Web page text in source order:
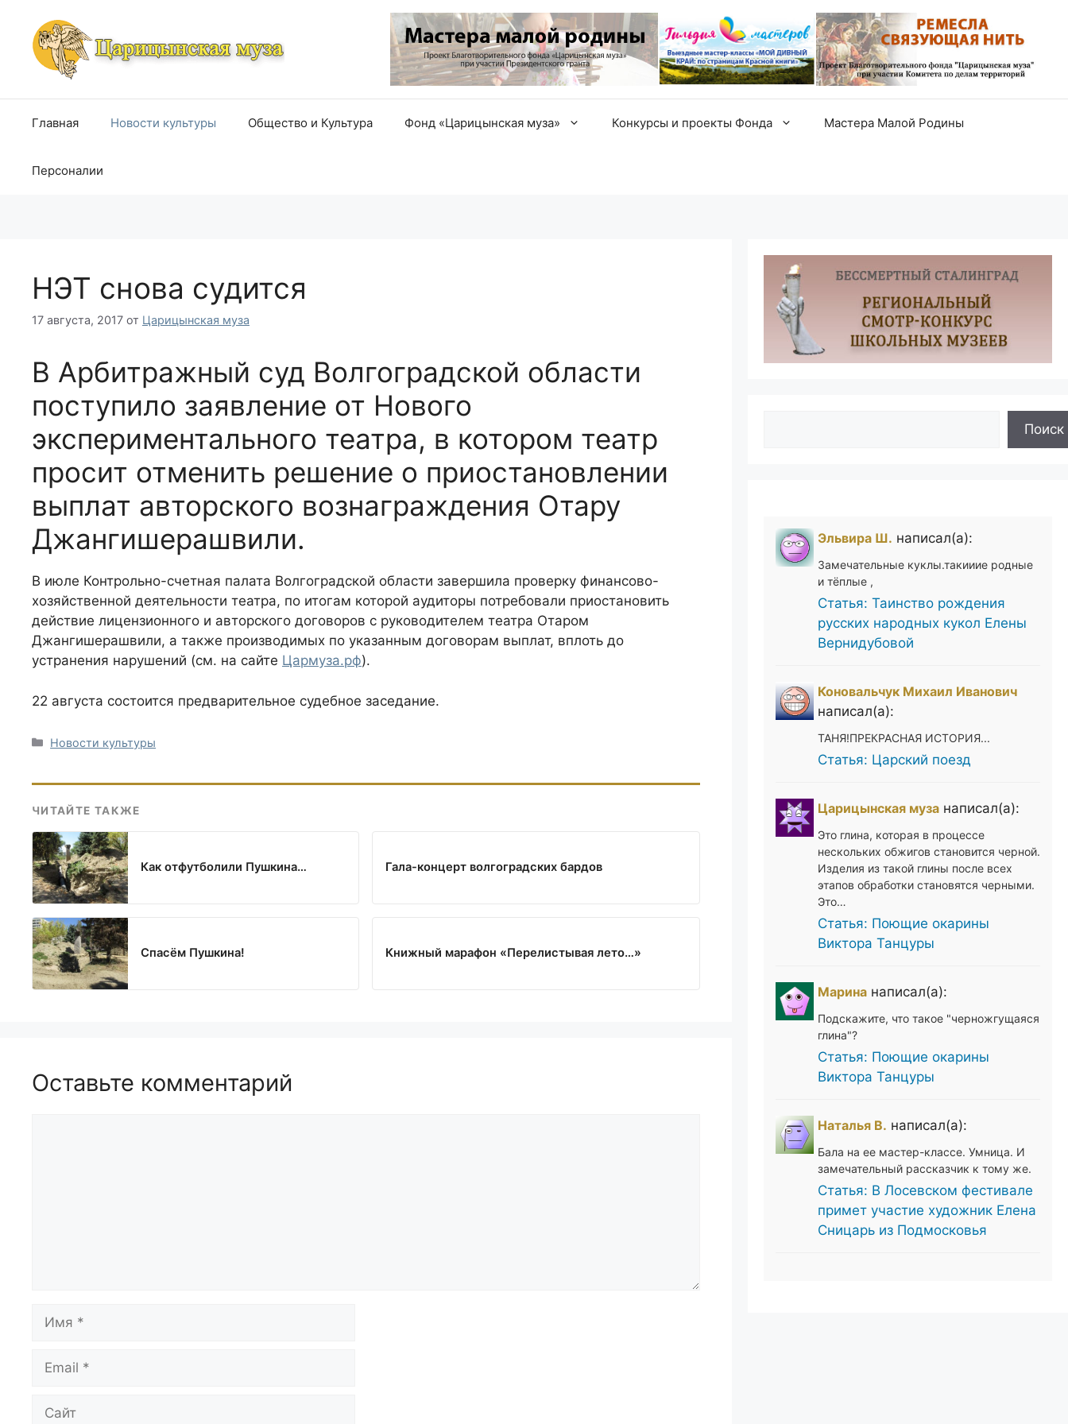
содержимому
Главная Новости культуры Общество и Культура Фонд «Царицынская муза» Конкурсы и проекты Фонда Мастера Малой Родины
Персоналии
НЭТ снова судится
17 августа, 2017 от Царицынская муза
В Арбитражный суд Волгоградской области
поступило заявление от Нового
экспериментального театра, в котором театр
просит отменить решение о приостановлении
выплат авторского вознаграждения Отару
Джангишерашвили.
В июле Контрольно-счетная палата Волгоградской области завершила проверку финансово-
хозяйственной деятельности театра, по итогам которой аудиторы потребовали приостановить
действие лицензионного и авторского договоров с руководителем театра Отаром
Джангишерашвили, а также производимых по указанным договорам выплат, вплоть до
устранения нарушений (см. на сайте Цармуза.рф).
22 августа состоится предварительное судебное заседание.
Рубрики
Новости культуры
ЧИТАЙТЕ ТАКЖЕ
Как отфутболили Пушкина… Гала-концерт волгоградских бардов
Спасём Пушкина! Книжный марафон «Перелистывая лето…»
Оставьте комментарий
Поиск
Эльвира Ш. написал(а):
Замечательные куклы.такииие родные
и тёплые ,
Статья: Таинство рождения
русских народных кукол Елены
Вернидубовой
Коновальчук Михаил Иванович
написал(а):
ТАНЯ!ПРЕКРАСНАЯ ИСТОРИЯ...
Статья: Царский поезд
Царицынская музанаписал(а):
Это глина, которая в процессе
нескольких обжигов становится черной.
Изделия из такой глины после всех
этапов обработки становятся черными.
Это…
Статья: Поющие окарины
Виктора Танцуры
Маринанаписал(а):
Подскажите, что такое "черножгущаяся
глина"?
Статья: Поющие окарины
Виктора Танцуры
Наталья В. написал(а):
Бала на ее мастер-классе. Умница. И
замечательный рассказчик к тому же.
Статья: В Лосевском фестивале
примет участие художник Елена
Сницарь из Подмосковья